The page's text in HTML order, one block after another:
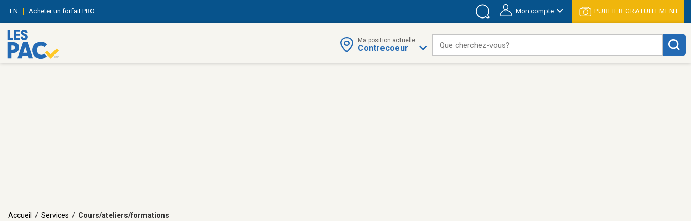
EN Acheter un forfait PRO Mon compte PUBLIER GRATUITEMENT
Ma position actuelle
Contrecoeur Que cherchez-vous?
Accueil / Services / Cours/ateliers/formations